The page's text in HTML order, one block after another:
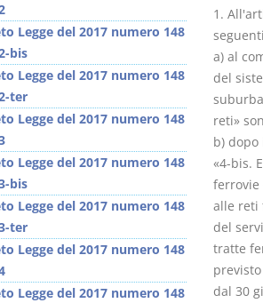
1.
a) al
del
reti»
b)
«4-bis.
ferrovie
alle reti
del
tratte
dal 30
Legge del 2017 numero 148
bis
Legge del 2017 numero 148
ter
Legge del 2017 numero 148
Legge del 2017 numero 148
bis
Legge del 2017 numero 148
ter
Legge del 2017 numero 148
Legge del 2017 numero 148